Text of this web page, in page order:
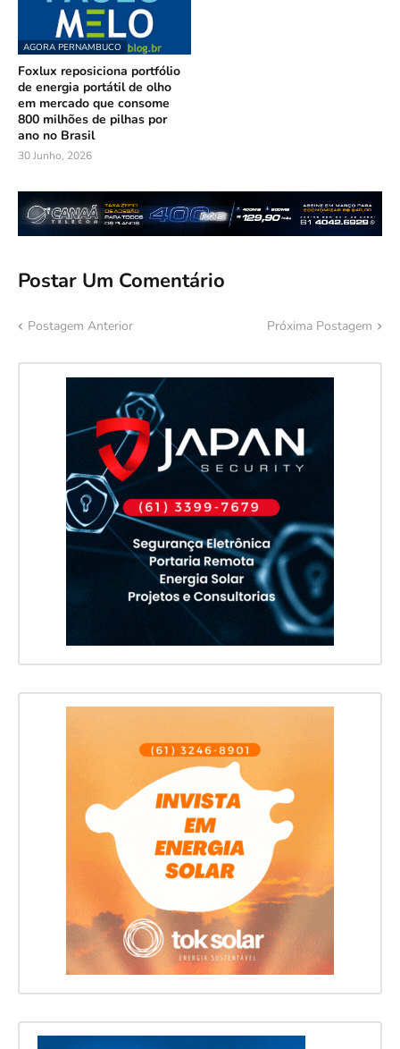
AGORA PERNAMBUCO
Foxlux reposiciona portfólio
de energia portátil de olho
em mercado que consome
800 milhões de pilhas por
ano no Brasil
30 Junho, 2026
Postar Um Comentário
Postagem Anterior Próxima Postagem